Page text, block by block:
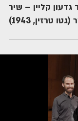
(1886–1934), בעיבוד גדעון קליין – שיר
טרזין, 1943)